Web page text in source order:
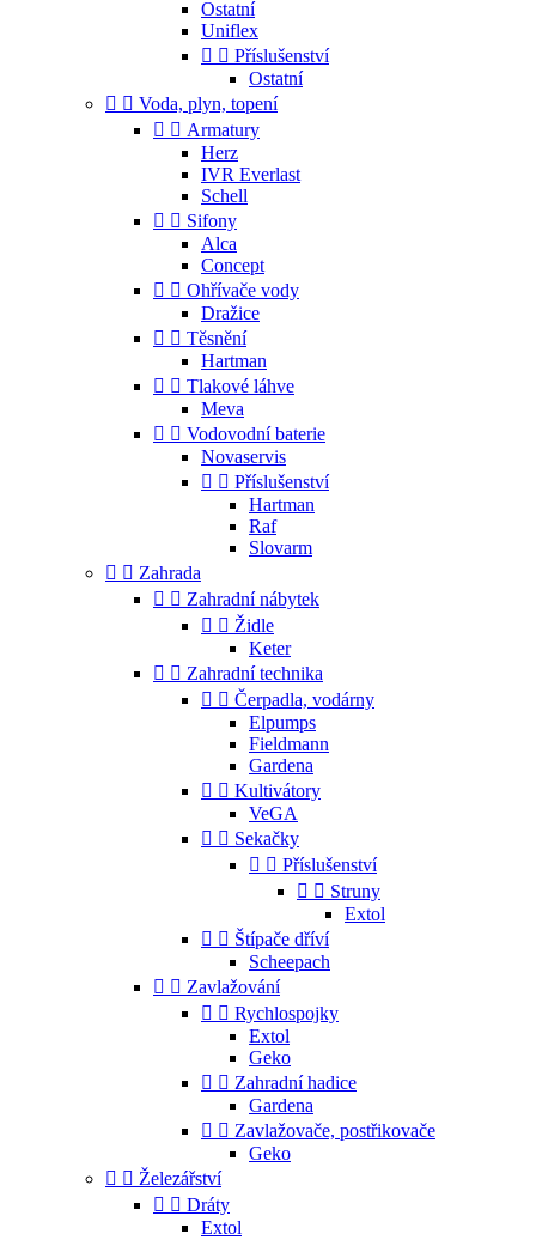
Ostatní
Uniflex
  Příslušenství
Ostatní
  Voda, plyn, topení
  Armatury
Herz
IVR Everlast
Schell
  Sifony
Alca
Concept
  Ohřívače vody
Dražice
  Těsnění
Hartman
  Tlakové láhve
Meva
  Vodovodní baterie
Novaservis
  Příslušenství
Hartman
Raf
Slovarm
  Zahrada
  Zahradní nábytek
  Židle
Keter
  Zahradní technika
  Čerpadla, vodárny
Elpumps
Fieldmann
Gardena
  Kultivátory
VeGA
  Sekačky
  Příslušenství
  Struny
Extol
  Štípače dříví
Scheepach
  Zavlažování
  Rychlospojky
Extol
Geko
  Zahradní hadice
Gardena
  Zavlažovače, postřikovače
Geko
  Železářství
  Dráty
Extol